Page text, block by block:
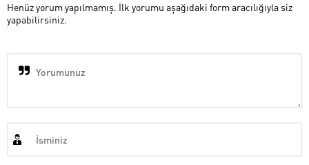
Henüz yorum yapılmamış. İlk yorumu aşağıdaki form aracılığıyla siz
yapabilirsiniz.